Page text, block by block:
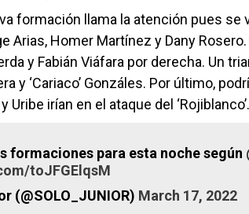
formación llama la atención pues se
Arias, Homer Martínez y Dany
y Fabián Viáfara por derecha. Un
y ‘Cariaco’ Gonzáles. Por último,
Uribe irían en el ataque del ‘Rojiblanco’.
formaciones para esta noche según
toJFGElqsM
(@SOLO_JUNIOR) March 17, 2022